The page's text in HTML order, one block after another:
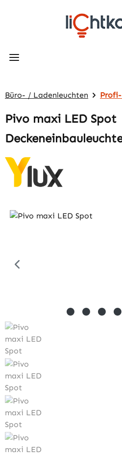
Zum Hauptinhalt springen
Büro- / Ladenleuchten
Pivo maxi LED Spot
Bildergalerie überspringen